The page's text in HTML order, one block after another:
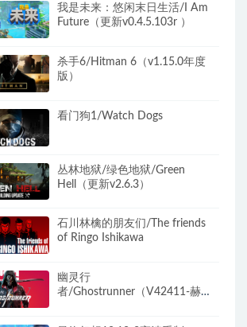
我是未来：悠闲末日生活/I Am
Future（更新v0.4.5.103r ）
杀手6/Hitman 6（v1.15.0年度
版）
看门狗1/Watch Dogs
丛林地狱/绿色地狱/Green
Hell（更新v2.6.3）
石川林檎的朋友们/The friends
of Ringo Ishikawa
幽灵行
者/Ghostrunner（V42411-赫尔